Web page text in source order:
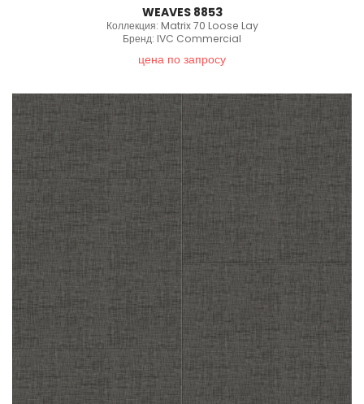
WEAVES 8853
Коллекция: Matrix 70 Loose Lay
Бренд: IVC Commercial
цена по запросу